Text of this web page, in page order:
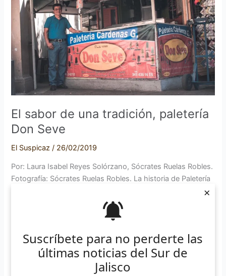
Suscríbete para no perderte las
últimas noticias del Sur de
Jalisco
×
El sabor de una tradición, paletería
Don Seve
El Suspicaz/ 26/02/2019
Por: Laura Isabel Reyes Solórzano, Sócrates Ruelas Robles.
Fotografía: Sócrates Ruelas Robles. La historia de Paletería
“Don Seve” comenzó a escribirse en 1920 en el municipio
de Zapotiltic, Jalisco. Ahí, Don Severiano aprendió de su
hermano Tomás el proceso artesanal para la elaboración
hijos […]
una
tradición,
paletería
Don
Seve